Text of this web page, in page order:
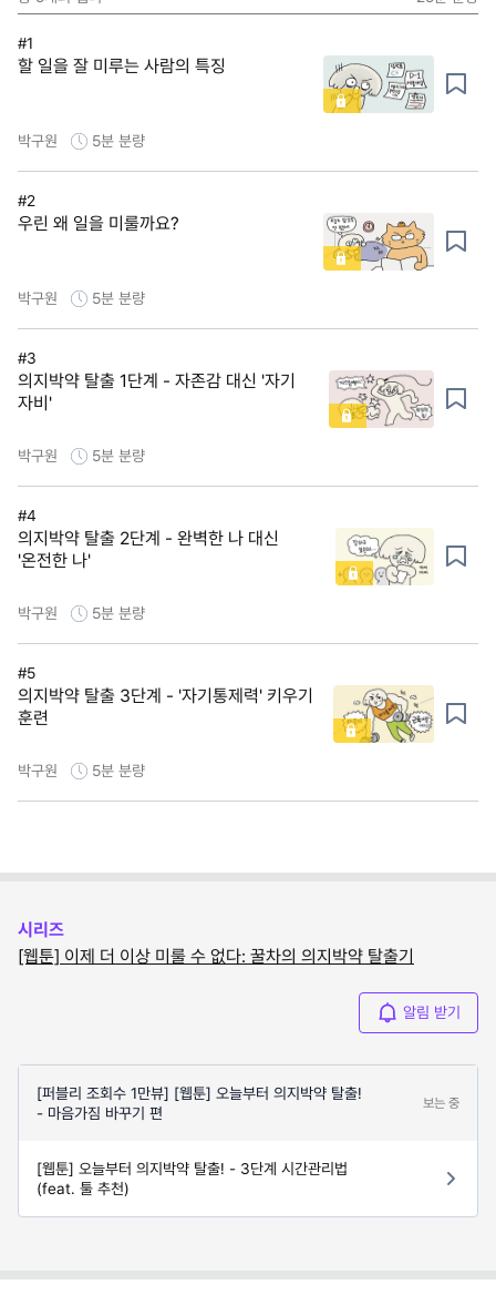
#1
할 일을 잘 미루는 사람의 특징
박구원 5분 분량
#2
우린 왜 일을 미룰까요?
박구원 5분 분량
#3
의지박약 탈출 1단계 - 자존감 대신 '자기
자비'
박구원 5분 분량
#4
의지박약 탈출 2단계 - 완벽한 나 대신
'온전한 나'
박구원 5분 분량
#5
의지박약 탈출 3단계 - '자기통제력' 키우기
훈련
박구원 5분 분량
시리즈
[웹툰] 이제 더 이상 미룰 수 없다: 꿀차의 의지박약 탈출기
알림 받기
[퍼블리 조회수 1만뷰] [웹툰] 오늘부터 의지박약 탈출!
- 마음가짐 바꾸기 편
보는 중
[웹툰] 오늘부터 의지박약 탈출! - 3단계 시간관리법
(feat. 툴 추천)